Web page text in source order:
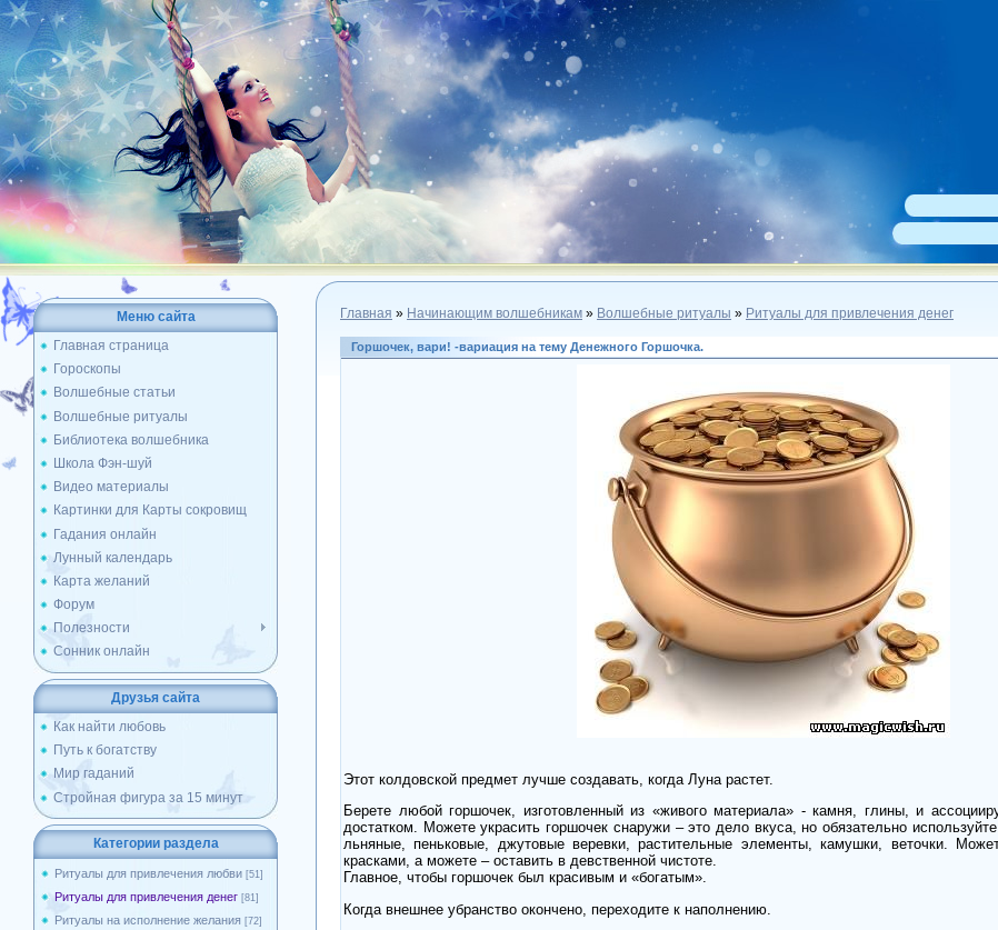
Меню сайта
Главная страница
Гороскопы
Волшебные статьи
Волшебные ритуалы
Библиотека волшебника
Школа Фэн-шуй
Видео материалы
Картинки для Карты сокровищ
Гадания онлайн
Лунный календарь
Карта желаний
Форум
Полезности
Сонник онлайн
Друзья сайта
Как найти любовь
Путь к богатству
Мир гаданий
Стройная фигура за 15 минут
Категории раздела
Ритуалы для привлечения любви [51]
Ритуалы для привлечения денег [81]
Ритуалы на исполнение желания [72]
Главная » Начинающим волшебникам » Волшебные ритуалы » Ритуалы для привлечения денег
Горшочек, вари! -вариация на тему Денежного Горшочка.
Этот колдовской предмет лучше создавать, когда Луна растет.
Берете любой горшочек, изготовленный из «живого материала» - камня, глины, и
достатком. Можете украсить горшочек снаружи – это дело вкуса, но обязательно
льняные, пеньковые, джутовые веревки, растительные элементы, камушки, веточки.
красками, а можете – оставить в девственной чистоте.
Главное, чтобы горшочек был красивым и «богатым».
Когда внешнее убранство окончено, переходите к наполнению.